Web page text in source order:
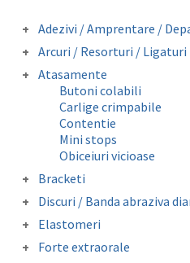
Adezivi / Amprentare /
Adezivi bracketi
Adezivi inel molar
Amprentare
Departatoare
Arcuri / Resorturi /
Arcuri preformate
Arcuri preformate
Fire otel drepte
Ligaturi metalice
Resorturi
Atasamente
Butoni colabili
Carlige crimpabile
Contentie
Mini stops
Obiceiuri vicioase
Bracketi
Bracketi autoligaturanti
Bracketi fizionomici
Bracketi metalici
Discuri / Banda abraziva
Banda perforata
diamantata
Elastomeri
Catene
Elastice extraorale
Forte extraorale